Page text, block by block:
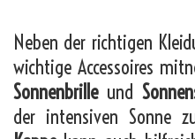
Neben der richtigen
wichtige Accessoires
Sonnenbrilleund
der intensiven Sonne